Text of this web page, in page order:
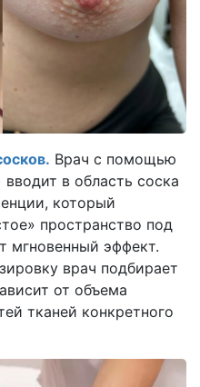
Врач с помощью
в область соска
который
пространство под
мгновенный эффект.
врач подбирает
от объема
тканей конкретного